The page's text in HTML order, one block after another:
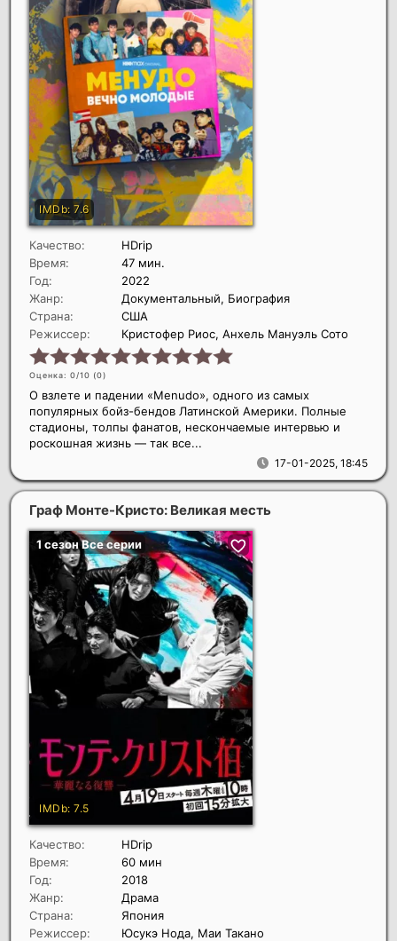
Качество:
HDrip
Время:
47 мин.
Год:
2022
Жанр:
Документальный, Биография
Страна:
США
Режиссер:
Кристофер Риос, Анхель Мануэль Сото
Оценка: 0/10 (0)
17-01-2025, 18:45
О взлете и падении «Menudo», одного из самых
популярных бойз-бендов Латинской Америки. Полные
стадионы, толпы фанатов, нескончаемые интервью и
роскошная жизнь — так все...
Граф Монте-Кристо: Великая месть
Качество:
HDrip
Время:
60 мин
Год:
2018
Жанр:
Драма
Страна:
Япония
Режиссер:
Юсукэ Нода, Маи Такано